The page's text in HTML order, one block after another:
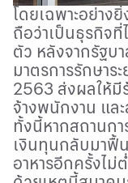
โดยเฉพาะอย่าง
ถือว่าเป็นธุรกิจที่
ตัว หลังจากรัฐบ
มาตรการรักษาร
2563 ส่งผลให้มี
จ้างพนักงาน แล
ทั้งนี้หากสถานก
เงินทุนกลับมาฟื้
อาหารอีกครั้งไม่